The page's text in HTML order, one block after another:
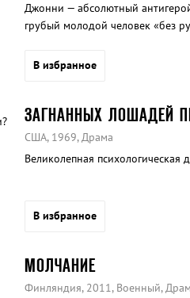
Джонни — абсолютный
грубый молодой человек «без
В избранное
ЗАГНАННЫХ ЛОШАДЕЙ
США, 1969, Драма
Великолепная
В избранное
МОЛЧАНИЕ
Финляндия, 2011, Военный,